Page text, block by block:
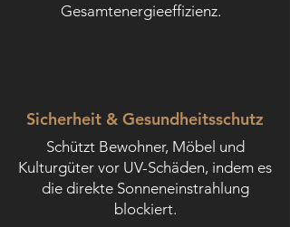
Gesamtenergieeffizienz.
Sicherheit & Gesundheitsschutz
Schützt Bewohner, Möbel und
Kulturgüter vor UV-Schäden, indem es
die direkte Sonneneinstrahlung
blockiert.